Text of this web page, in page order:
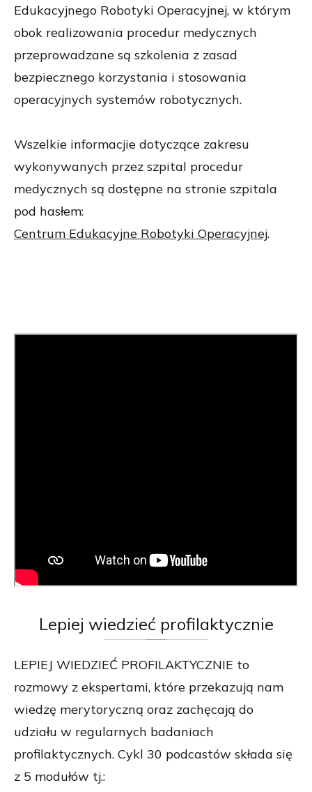
Edukacyjnego Robotyki Operacyjnej, w którym
obok realizowania procedur medycznych
przeprowadzane są szkolenia z zasad
bezpiecznego korzystania i stosowania
operacyjnych systemów robotycznych.
Wszelkie informacjie dotyczące zakresu
wykonywanych przez szpital procedur
medycznych są dostępne na stronie szpitala
pod hasłem:
Centrum Edukacyjne Robotyki Operacyjnej.
Lepiej wiedzieć profilaktycznie
LEPIEJ WIEDZIEĆ PROFILAKTYCZNIE to
rozmowy z ekspertami, które przekazują nam
wiedzę merytoryczną oraz zachęcają do
udziału w regularnych badaniach
profilaktycznych. Cykl 30 podcastów składa się
z 5 modułów tj.: